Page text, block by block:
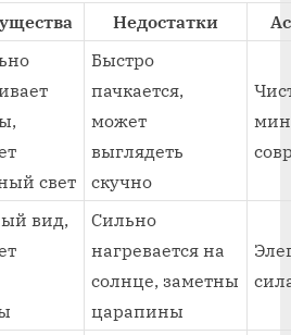
Недостатки
свет
Быстро
пачкается,
может
выглядеть
скучно
вид,
Сильно
нагревается на
солнце, заметны
царапины